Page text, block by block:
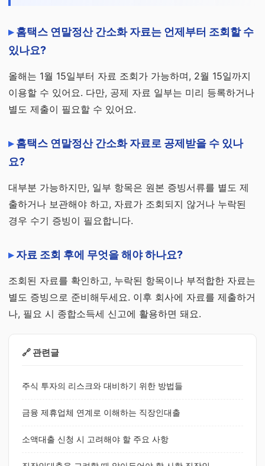
홈택스 연말정산 간소화 자료는 언제부터 조회할 수
있나요?
올해는 1월 15일부터 자료 조회가 가능하며, 2월 15일까지
이용할 수 있어요. 다만, 공제 자료 일부는 미리 등록하거나
별도 제출이 필요할 수 있어요.
홈택스 연말정산 간소화 자료로 공제받을 수 있나
요?
대부분 가능하지만, 일부 항목은 원본 증빙서류를 별도 제
출하거나 보관해야 하고, 자료가 조회되지 않거나 누락된
경우 수기 증빙이 필요합니다.
자료 조회 후에 무엇을 해야 하나요?
조회된 자료를 확인하고, 누락된 항목이나 부적합한 자료는
별도 증빙으로 준비해두세요. 이후 회사에 자료를 제출하거
나, 필요 시 종합소득세 신고에 활용하면 돼요.
🔗 관련글
주식 투자의 리스크와 대비하기 위한 방법들
금융 제휴업체 연계로 이해하는 직장인대출
소액대출 신청 시 고려해야 할 주요 사항